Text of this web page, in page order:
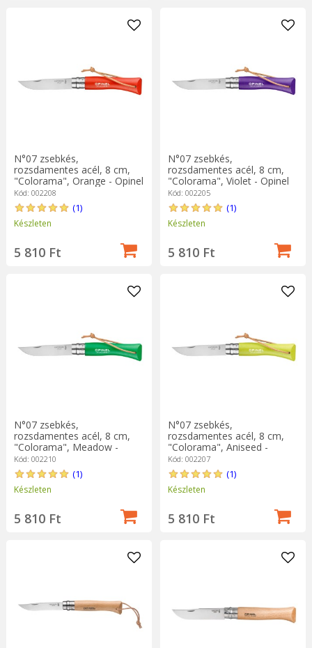
N°07 zsebkés,
rozsdamentes acél, 8 cm,
"Colorama", Orange - Opinel
Kód: 002208
(1)
Készleten
5 810 Ft
N°07 zsebkés,
rozsdamentes acél, 8 cm,
"Colorama", Violet - Opinel
Kód: 002205
(1)
Készleten
5 810 Ft
N°07 zsebkés,
rozsdamentes acél, 8 cm,
"Colorama", Meadow -
Opinel
Kód: 002210
(1)
Készleten
5 810 Ft
N°07 zsebkés,
rozsdamentes acél, 8 cm,
"Colorama", Aniseed -
Opinel
Kód: 002207
(1)
Készleten
5 810 Ft